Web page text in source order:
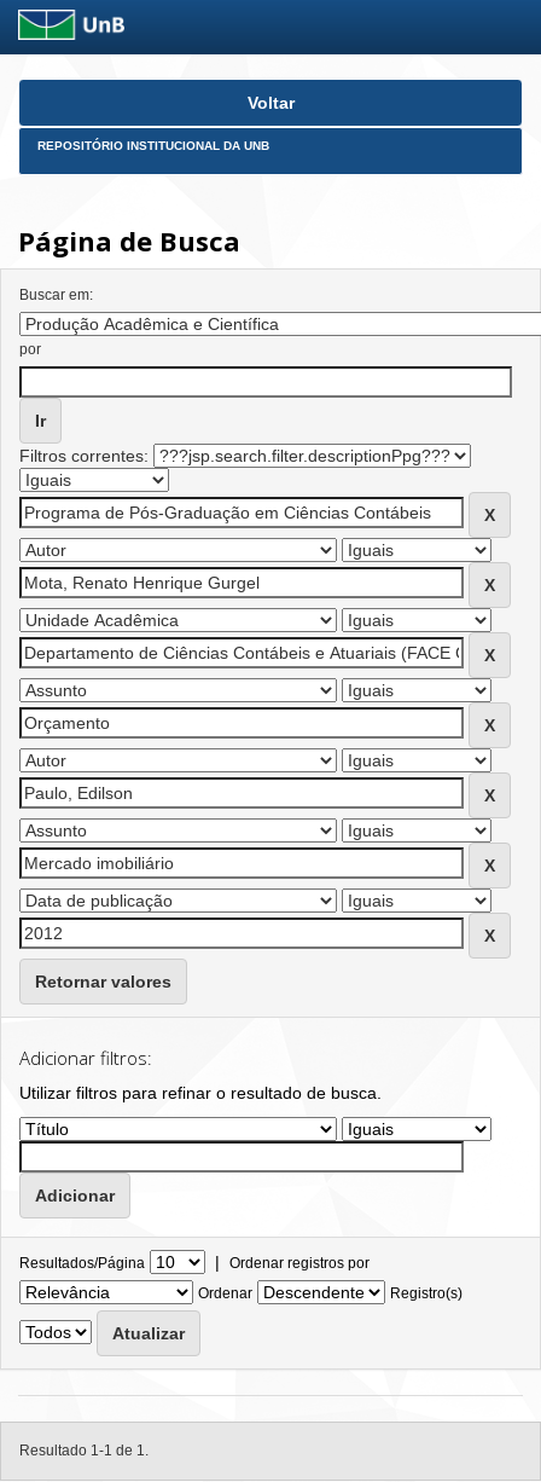
Skip
Voltar
REPOSITÓRIO INSTITUCIONAL DA UNB
Página de Busca
Buscar em:
por
Filtros correntes:
Retornar valores
Adicionar filtros:
Utilizar filtros para refinar o resultado de busca.
Resultados/Página | Ordenar registros por
Ordenar
Registro(s)
Resultado 1-1 de 1.